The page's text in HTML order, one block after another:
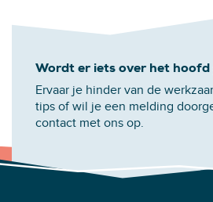
Wordt er iets over het hoofd
Ervaar je hinder van de
tips of wil je een melding
contact met ons op.